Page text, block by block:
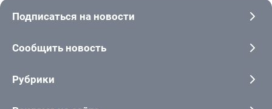
Подписаться на новости
Сообщить новость
Рубрики